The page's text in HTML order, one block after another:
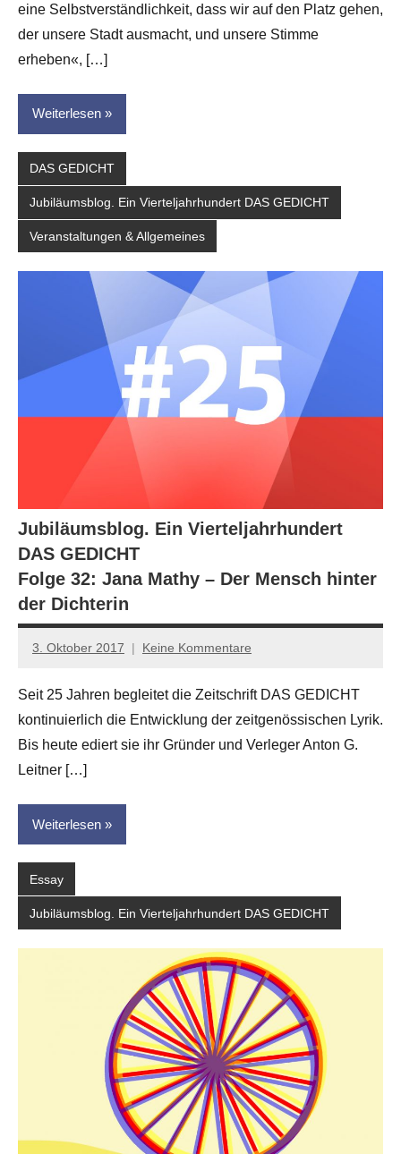
für
dasgedichtblog
eine Selbstverständlichkeit, dass wir auf den Platz gehen,
der unsere Stadt ausmacht, und unsere Stimme
erheben«, […]
Weiterlesen
DAS GEDICHT
Jubiläumsblog. Ein Vierteljahrhundert DAS GEDICHT
Veranstaltungen & Allgemeines
Jubiläumsblog. Ein Vierteljahrhundert
DAS GEDICHT
Folge 32: Jana Mathy – Der Mensch hinter
der Dichterin
3. Oktober 2017
Anton
Leitner
Keine Kommentare
Seit 25 Jahren begleitet die Zeitschrift DAS GEDICHT
kontinuierlich die Entwicklung der zeitgenössischen Lyrik.
Bis heute ediert sie ihr Gründer und Verleger Anton G.
Leitner […]
Weiterlesen
Essay
Jubiläumsblog. Ein Vierteljahrhundert DAS GEDICHT